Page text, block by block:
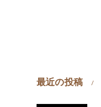
最近の投稿